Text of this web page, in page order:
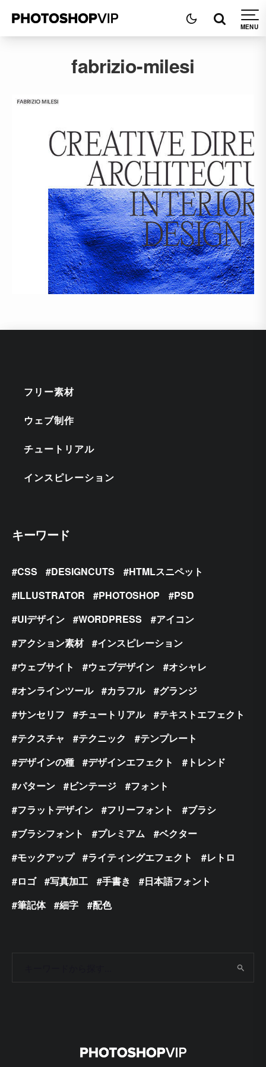
fabrizio-milesi
フリー素材
ウェブ制作
チュートリアル
インスピレーション
キーワード
CSS DESIGNCUTS
HTMLスニペット
ILLUSTRATOR
PHOTOSHOP
PSD
UIデザイン
WORDPRESS
アイコン
アクション素材
インスピレーション
ウェブサイト
ウェブデザイン
オシャレ
オンラインツール
カラフル
グランジ
サンセリフ
チュートリアル
テキストエフェクト
テクスチャ
テクニック
テンプレート
デザインの種
デザインエフェクト
トレンド
パターン
ビンテージ
フォント
フラットデザイン
フリーフォント
ブラシ
ブラシフォント
プレミアム
ベクター
モックアップ
ライティングエフェクト
レトロ
ロゴ
写真加工 手書き
日本語フォント
筆記体
細字 配色